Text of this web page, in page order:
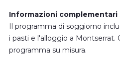
Informazioni complementari
Il programma di soggiorno
i pasti e l'alloggio a
programma su misura.